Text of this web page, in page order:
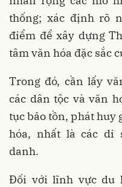
thống; xác định rõ
điểm để xây dựng
tâm văn hóa đặc sắc
Trong đó, cần lấy
các dân tộc và văn
tục bảo tồn, phát huy
hóa, nhất là các di
danh.
Đối với lĩnh vực du